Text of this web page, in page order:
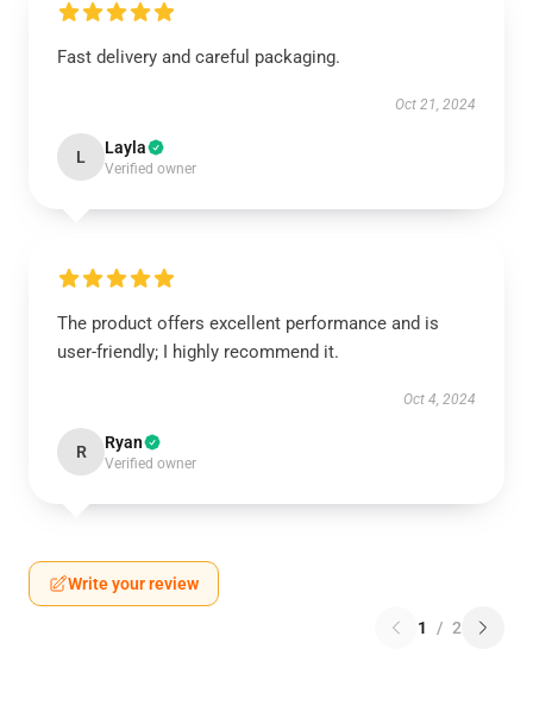
Fast delivery and careful packaging.
Oct 21, 2024
L Layla
Verified owner
The product offers excellent performance and is
user-friendly; I highly recommend it.
Oct 4, 2024
R Ryan
Verified owner
Write your review
1 / 2